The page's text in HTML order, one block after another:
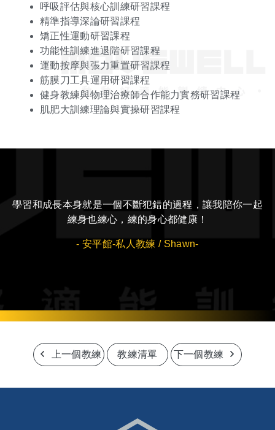
呼吸評估與核心訓練研習課程
精準指導深論研習課程
矯正性運動研習課程
功能性訓練進退階研習課程
運動按摩與張力重置研習課程
筋膜刀工具運用研習課程
健身教練與物理治療師合作能力實務研習課程
肌肥大訓練理論與實操研習課程
學習和成長本身就是一個不斷犯錯的過程，讓我陪你一起
練身也練心，練的身心都健康！
- 安平館-私人教練 / Shawn-
上一個教練 教練清單 下一個教練